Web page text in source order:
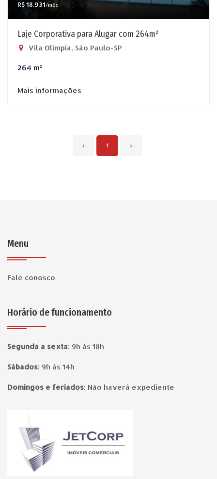
R$ 18.931/mês
Laje Corporativa para Alugar com 264m²
Vila Olímpia, São Paulo-SP
264 m²
Mais informações
‹ 1 ›
Menu
Fale conosco
Horário de funcionamento
Segunda a sexta: 9h às 18h
Sábados: 9h às 14h
Domingos e feriados: Não haverá expediente